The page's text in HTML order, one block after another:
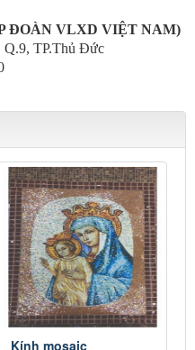
ĐOÀN VLXD VIỆT NAM)
Q.9, TP.Thủ Đức
Kính mosaic